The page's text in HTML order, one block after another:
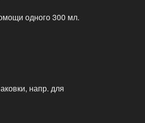
одного 300 мл.
напр. для